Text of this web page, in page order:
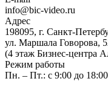
info@bic-video.ru
Адрес
198095, г. Санкт-
ул. Маршала Говорова,
(4 этаж Бизнес-центра
Режим работы
Пн. – Пт.: с 9:00 до 18:00